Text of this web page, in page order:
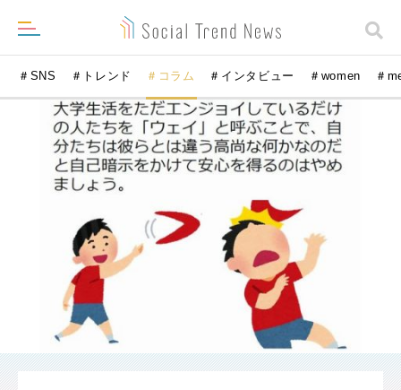
＃SNS ＃トレンド ＃コラム ＃インタビュー ＃women ＃